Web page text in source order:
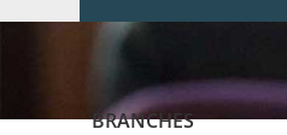
BRANCHES